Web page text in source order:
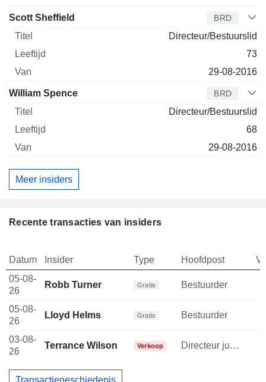
Scott Sheffield BRD
Directeur/Bestuurslid
73
29-08-2016
William Spence BRD
Directeur/Bestuurslid
68
29-08-2016
Meer insiders
Recente transacties van insiders
Datum Insider Type Hoofdpost
05-08-
26
Robb Turner Gratis Bestuurder
05-08-
26
Lloyd Helms Gratis Bestuurder
03-08-
26
Terrance Wilson Verkoop Directeur juridische afdeling
Transactiegeschiedenis